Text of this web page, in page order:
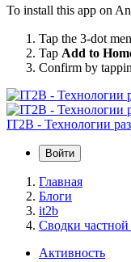
To install this app on
Tap the 3-dot
Tap Add to
Confirm by
IT2B - Технологии
Войти
Главная
Блоги
it2b
Сводки частной
Активность